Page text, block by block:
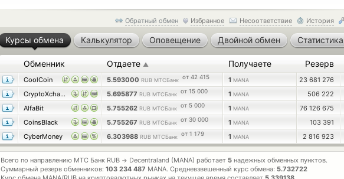
Обратный обмен Избранное Несоответствие История
Курсы обмена Калькулятор Оповещение Двойной обмен Статистика
Обменник Отдаете ▲ Получаете Резерв
CoolCoin 5.593000 RUB МТСБанк от 42 415 1 MANA 23 681 276
CryptoXchange
5.695877 RUB МТСБанк от 15 000 1 MANA 506 222
AlfaBit
5.755262 RUB МТСБанк от 5 000 1 MANA 76 126 675
CoinsBlack
5.755267 RUB МТСБанк от 30 000 1 MANA 103 391
CyberMoney
6.303988 RUB МТСБанк от 1 179 1 MANA 2 816 923
Всего по направлению МТС Банк RUB → Decentraland (MANA) работает 5 надежных обменных пунктов.
Суммарный резерв обменников: 103 234 487 MANA. Средневзвешенный курс обмена: 5.732722